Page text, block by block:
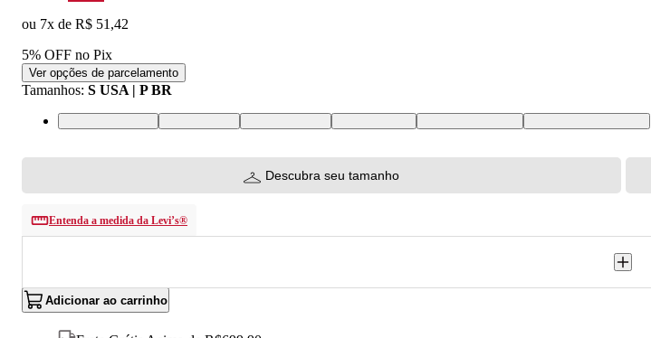
ou 7x de R$ 51,42
5% OFF no Pix
Ver opções de parcelamento
Tamanhos: S USA | P BR
XS USA | PP BRS USA | P BRM USA | M BRL USA | G BRXL USA | GG BRXXL USA | EGG BR
Descubra seu tamanho
Entenda a medida da Levi’s®
Adicionar ao carrinho